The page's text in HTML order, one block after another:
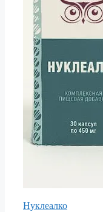
Нуклеалко